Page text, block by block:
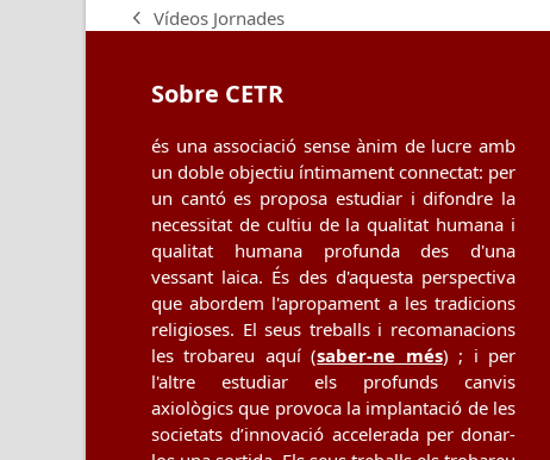
previous
Vídeos Jornades
Sobre CETR
és una associació sense ànim de lucre amb
un doble objectiu íntimament connectat: per
un cantó es proposa estudiar i difondre la
necessitat de cultiu de la qualitat humana i
qualitat humana profunda des d'una
vessant laica. És des d'aquesta perspectiva
que abordem l'apropament a les tradicions
religioses. El seus treballs i recomanacions
les trobareu aquí (saber-ne més) ; i per
l'altre estudiar els profunds canvis
axiològics que provoca la implantació de les
societats d’innovació accelerada per donar-